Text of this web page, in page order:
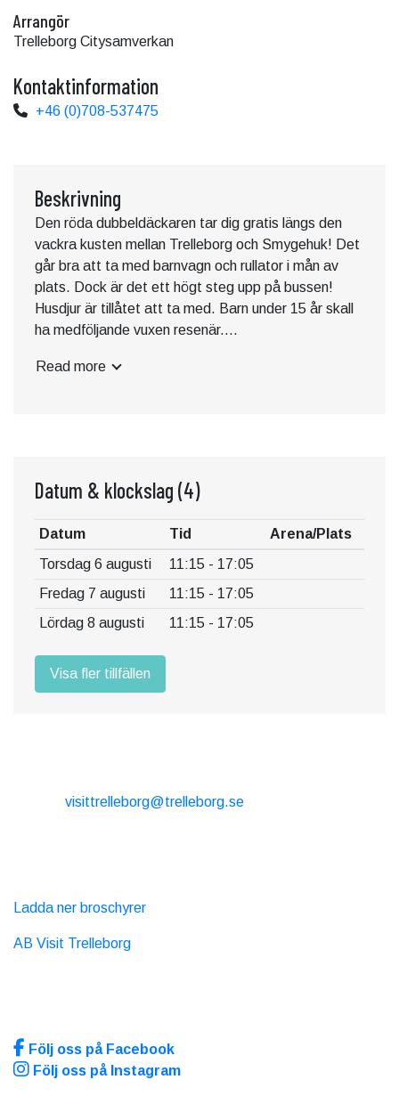
Arrangör
Trelleborg Citysamverkan
Kontaktinformation
+46 (0)708-537475
Beskrivning
Den röda dubbeldäckaren tar dig gratis längs den
vackra kusten mellan Trelleborg och Smygehuk! Det
går bra att ta med barnvagn och rullator i mån av
plats. Dock är det ett högt steg upp på bussen!
Husdjur är tillåtet att ta med. Barn under 15 år skall
ha medföljande vuxen resenär.
Med reservation för ändringar. Notera att
Trelleborg - Dalabadet-Gislövs hamn-Smygehuk:
Trelleborg Stortorget: 11.15, 13.15, 15.15
Dalabadet: 11.30, 13.30, 15.30
Gislövs Hamn: 11.40, 13.40, 15.40
Smygehuks hamn: 12. 00, 14.00, 16.00
Smygehuk-Gislövs hamn-Dalabadet-Trelleborg
Smygehuks hamn: 12.15, 14.15, 16.15
Gislövs hamn: 12.40, 14.40, 16.40
följande datum: 1/7, 4/7, 18/7, 1/8, 4/8
Read more
Datum & klockslag (4)
Datum Tid
Arena/Plats
Torsdag 6 augusti
11:15 - 17:05
Fredag 7 augusti
11:15 - 17:05
Lördag 8 augusti
11:15 - 17:05
Visa fler tillfällen
visittrelleborg@trelleborg.se
Ladda ner broschyrer
AB Visit Trelleborg
Följ oss på Facebook
Följ oss på Instagram